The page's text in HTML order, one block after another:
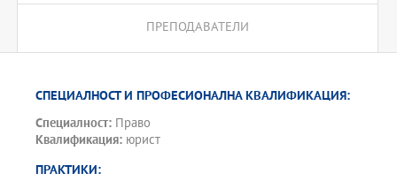
работи във всички основни отрасли на правото, стаж в
община, съд и прокуратурата.
образование по специалността "Право" и професионална
ПРЕПОДАВАТЕЛИ
СПЕЦИАЛНОСТ И ПРОФЕСИОНАЛНА КВАЛИФИКАЦИЯ:
Специалност: Право
Квалификация: юрист
ПРАКТИКИ: